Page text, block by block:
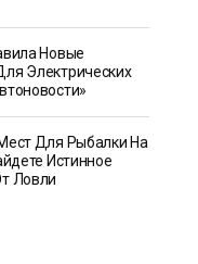
Новые
Электрических
Для Рыбалки На
Истинное
Ловли